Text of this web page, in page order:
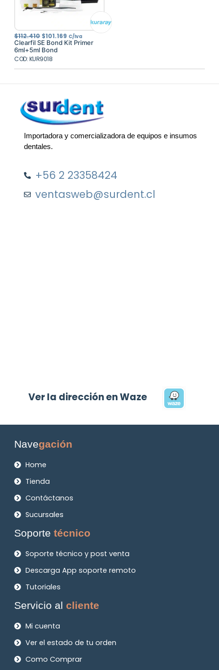
$112.410 El
precio
original
era:
$112.410.
$101.169 El
precio
actual
C/Iva
Clearfil SE Bond Kit Primer
6ml+5ml Bond
COD: KUR9018
Importadora y comercializadora de equipos e insumos
dentales.
+56 2 23358424
ventasweb@surdent.cl
Ver la dirección en Waze
Navegación
Home
Tienda
Contáctanos
Sucursales
Soportetécnico
Soporte técnico y post venta
Descarga App soporte remoto
Tutoriales
Servicio alcliente
Mi cuenta
Ver el estado de tu orden
Como Comprar